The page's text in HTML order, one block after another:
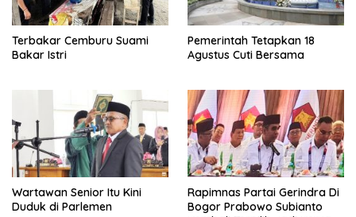
Terbakar Cemburu Suami
Bakar Istri
Pemerintah Tetapkan 18
Agustus Cuti Bersama
Wartawan Senior Itu Kini
Duduk di Parlemen
Rapimnas Partai Gerindra Di
Bogor Prabowo Subianto